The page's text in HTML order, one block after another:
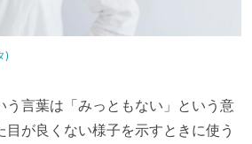
)
う言葉は「みっともない」という意
が良くない様子を示すときに使う